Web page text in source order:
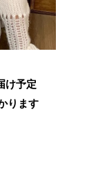
け予定
ります